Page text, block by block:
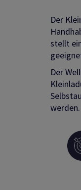
Der
stellt
Der
werden.